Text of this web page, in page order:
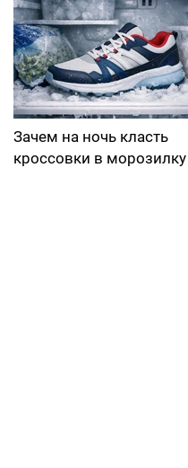
Зачем на ночь класть
кроссовки в морозилку